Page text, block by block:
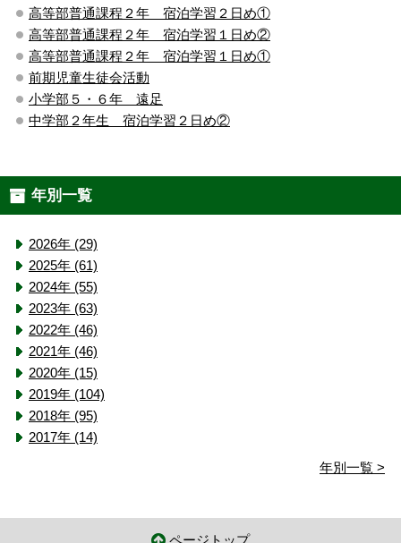
高等部普通課程２年 宿泊学習２日め①
高等部普通課程２年 宿泊学習１日め②
高等部普通課程２年 宿泊学習１日め①
前期児童生徒会活動
小学部５・６年 遠足
中学部２年生 宿泊学習２日め②
年別一覧
2026年 (29)
2025年 (61)
2024年 (55)
2023年 (63)
2022年 (46)
2021年 (46)
2020年 (15)
2019年 (104)
2018年 (95)
2017年 (14)
年別一覧 >